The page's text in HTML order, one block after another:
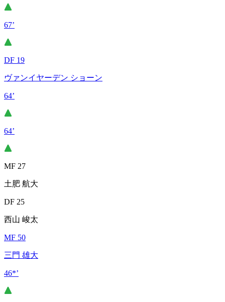
67’
DF 19
ヴァンイヤーデン ショーン
64’
64’
MF 27
土肥 航大
DF 25
西山 峻太
MF 50
三門 雄大
46*’